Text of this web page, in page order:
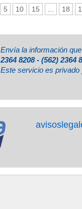
5 10 15 18
Envía la información
2364 8208 - (562) 2364
Este servicio es privado